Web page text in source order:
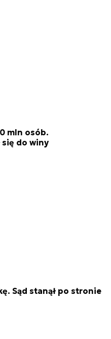
mln osób.
się do winy
Sąd stanął po stronie